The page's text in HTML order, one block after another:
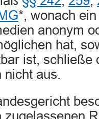
*, wonach
anonym
hat,
ist, schließe
nicht aus.
zugelassenen